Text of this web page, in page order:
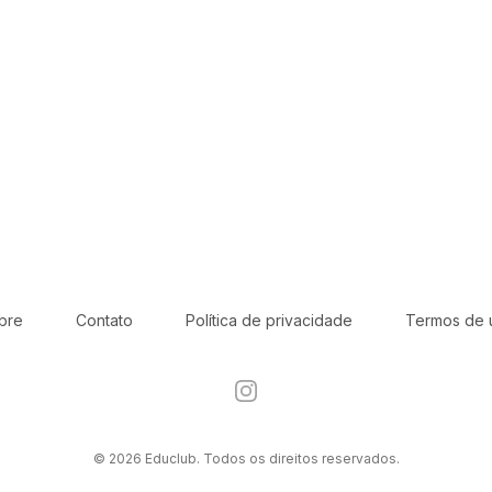
Contato Política de privacidade Termos de
Instagram
© 2026 Educlub. Todos os direitos reservados.